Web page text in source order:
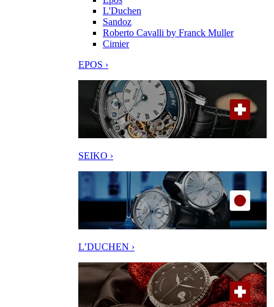
L'Duchen
Sandoz
Roberto Cavalli by Franck Muller
Cimier
EPOS ›
SEIKO ›
L’DUCHEN ›